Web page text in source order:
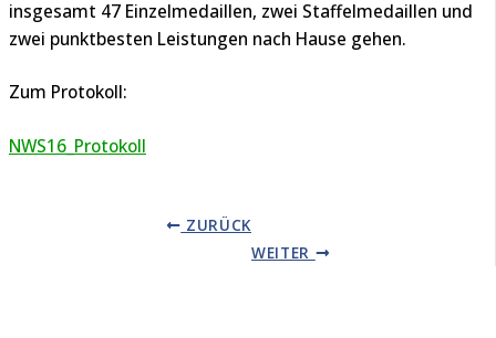
insgesamt 47 Einzelmedaillen, zwei Staffelmedaillen und
zwei punktbesten Leistungen nach Hause gehen.
Zum Protokoll:
NWS16_Protokoll
ZURÜCK
WEITER